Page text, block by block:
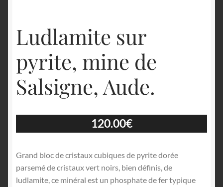
Ludlamite sur
pyrite, mine de
Salsigne, Aude.
120.00€
Grand bloc de cristaux cubiques de pyrite dorée
parsemé de cristaux vert noirs, bien définis, de
ludlamite, ce minéral est un phosphate de fer typique